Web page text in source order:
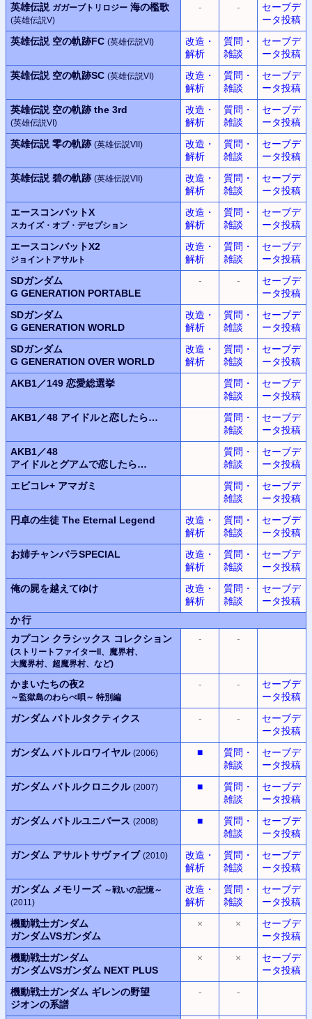
英雄伝説 ガガーブトリロジー 海の檻歌
(英雄伝説V)
- -
セーブデ
ータ投稿
英雄伝説 空の軌跡FC (英雄伝説VI)
改造・
解析
質問・
雑談
セーブデ
ータ投稿
英雄伝説 空の軌跡SC (英雄伝説VI)
改造・
解析
質問・
雑談
セーブデ
ータ投稿
英雄伝説 空の軌跡 the 3rd
(英雄伝説VI)
改造・
解析
質問・
雑談
セーブデ
ータ投稿
英雄伝説 零の軌跡 (英雄伝説VII)
改造・
解析
質問・
雑談
セーブデ
ータ投稿
英雄伝説 碧の軌跡 (英雄伝説VII)
改造・
解析
質問・
雑談
セーブデ
ータ投稿
エースコンバットX
スカイズ・オブ・デセプション
改造・
解析
質問・
雑談
セーブデ
ータ投稿
エースコンバットX2
ジョイントアサルト
改造・
解析
質問・
雑談
セーブデ
ータ投稿
SDガンダム
G GENERATION PORTABLE
- -
セーブデ
ータ投稿
SDガンダム
G GENERATION WORLD
改造・
解析
質問・
雑談
セーブデ
ータ投稿
SDガンダム
G GENERATION OVER WORLD
改造・
解析
質問・
雑談
セーブデ
ータ投稿
AKB1／149 恋愛総選挙
質問・
雑談
セーブデ
ータ投稿
AKB1／48 アイドルと恋したら…
質問・
雑談
セーブデ
ータ投稿
AKB1／48
アイドルとグアムで恋したら…
質問・
雑談
セーブデ
ータ投稿
エビコレ+ アマガミ
質問・
雑談
セーブデ
ータ投稿
円卓の生徒 The Eternal Legend
改造・
解析
質問・
雑談
セーブデ
ータ投稿
お姉チャンバラSPECIAL
改造・
解析
質問・
雑談
セーブデ
ータ投稿
俺の屍を越えてゆけ
改造・
解析
質問・
雑談
セーブデ
ータ投稿
か行
カプコン クラシックス コレクション
(ストリートファイターII、 魔界村、
大魔界村、 超魔界村、 など)
- -
かまいたちの夜2
～監獄島のわらべ唄～ 特別編
- -
セーブデ
ータ投稿
ガンダム バトルタクティクス
- -
セーブデ
ータ投稿
ガンダム バトルロワイヤル (2006) ■
質問・
雑談
セーブデ
ータ投稿
ガンダム バトルクロニクル (2007) ■
質問・
雑談
セーブデ
ータ投稿
ガンダム バトルユニバース (2008) ■
質問・
雑談
セーブデ
ータ投稿
ガンダム アサルトサヴァイブ (2010)
改造・
解析
質問・
雑談
セーブデ
ータ投稿
ガンダム メモリーズ ～戦いの記憶～
(2011)
改造・
解析
質問・
雑談
セーブデ
ータ投稿
機動戦士ガンダム
ガンダムVSガンダム
× ×
セーブデ
ータ投稿
機動戦士ガンダム
ガンダムVSガンダム NEXT PLUS
× ×
セーブデ
ータ投稿
機動戦士ガンダム ギレンの野望
ジオンの系譜
- -